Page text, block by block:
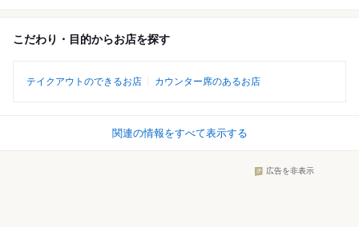
こだわり・目的からお店を探す
テイクアウトのできるお店 カウンター席のあるお店
関連の情報をすべて表示する
広告を非表示